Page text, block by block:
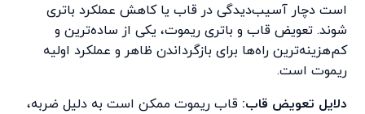
است دچار آسیب‌دیدگی در قاب یا کاهش عملکرد باتری
شوند. تعویض قاب و باتری ریموت، یکی از ساده‌ترین و
کم‌هزینه‌ترین راه‌ها برای بازگرداندن ظاهر و عملکرد اولیه
ریموت است.
دلایل تعویض قاب: قاب ریموت ممکن است به دلیل ضربه،